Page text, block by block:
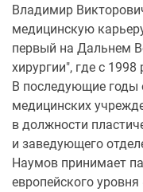
Владимир
медицинскую
первый на Дальнем
хирургии", где с
В последующие годы
медицинских
в должности
и заведующего
Наумов принимает
европейского